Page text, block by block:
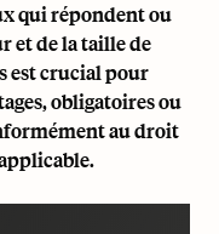
qui répondent ou
et de la taille de
est crucial pour
obligatoires ou
au droit